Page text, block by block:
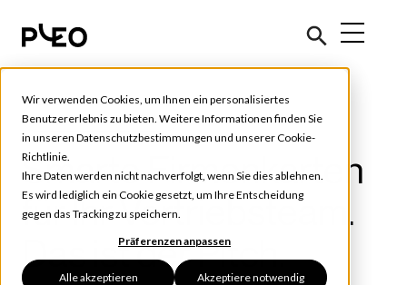
Wir verwenden Cookies, um Ihnen ein personalisiertes
Benutzererlebnis zu bieten. Weitere Informationen finden Sie
in unseren Datenschutzbestimmungen und unsererCookie-
Richtlinie.
Ihre Daten werden nicht nachverfolgt, wenn Sie dies ablehnen.
Es wird lediglich ein Cookie gesetzt, um Ihre Entscheidung
gegen das Tracking zu speichern.
Präferenzen anpassen
Alle akzeptieren Akzeptiere notwendig
Ausgabenverwaltung
Smarte Firmenkarten
für Ihr Vertriebsteam.
Das ist der Pitch.